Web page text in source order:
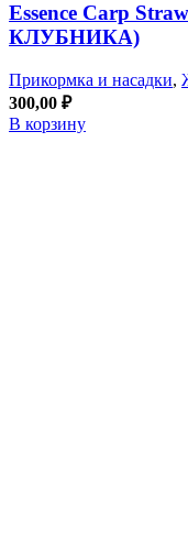
Essence Carp
КЛУБНИКА)
Прикормка и насадки,
300,00 ₽
В корзину